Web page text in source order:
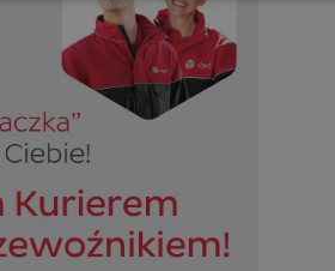
Niesklasyfikowane
Wydajność Targetowanie